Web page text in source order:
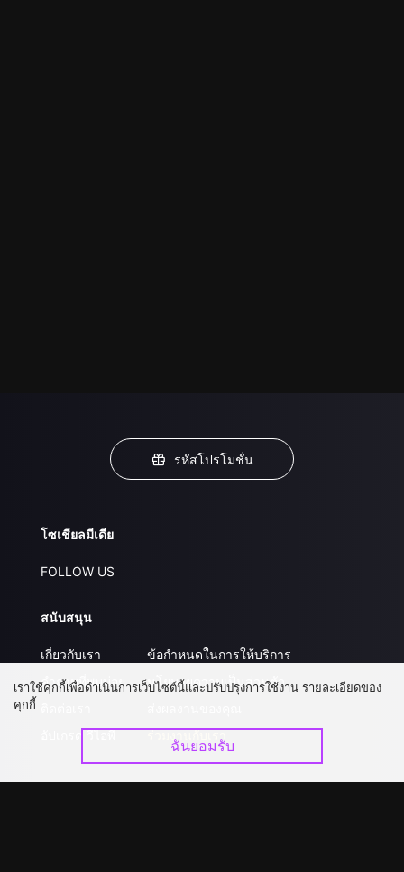
รหัสโปรโมชั่น
โซเชียลมีเดีย
FOLLOW US
สนับสนุน
เกี่ยวกับเรา
คำถามที่พบบ่อย
ข้อกำหนดในการให้บริการ
นโยบายความเป็นส่วนตัว
เราใช้คุกกี้เพื่อดำเนินการเว็บไซต์นี้และปรับปรุงการใช้งาน รายละเอียดของ
คุกกี้
ฉันยอมรับ